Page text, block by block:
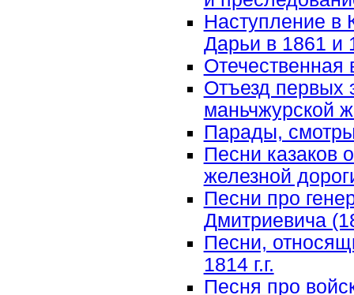
Наступление в
Дарьи в 1861 и
Отечественная
Отъезд первых
маньчжурской
Парады,
Песни казаков
железной
Песни про
Дмитриевича
Песни,
1814 г.г.
Песня про